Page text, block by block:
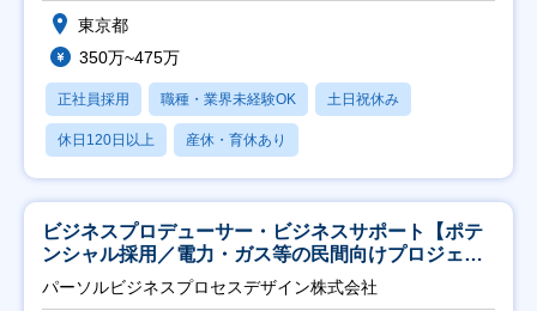
東京都
350万~475万
正社員採用 職種・業界未経験OK 土日祝休み
休日120日以上 産休・育休あり
ビジネスプロデューサー・ビジネスサポート【ポテ
ンシャル採用／電力・ガス等の民間向けプロジェク
ト推進】
パーソルビジネスプロセスデザイン株式会社